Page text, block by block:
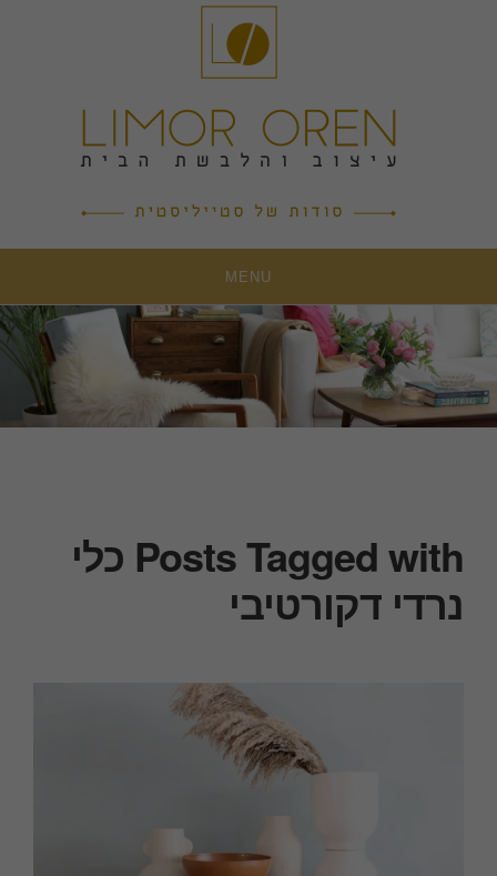
MENU
Posts Tagged with כלי
נרדי דקורטיבי